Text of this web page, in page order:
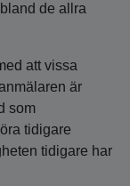
de allra
att vissa
är
som
tidigare
tidigare har